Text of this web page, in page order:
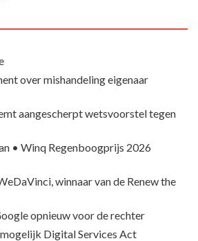
over mishandeling eigenaar
aangescherpt wetsvoorstel tegen
• Winq Regenboogprijs 2026
winnaar van de Renew the
opnieuw voor de rechter
Digital Services Act